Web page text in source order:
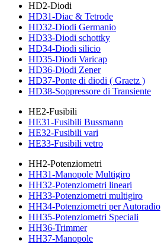
HD2-Diodi
HD31-Diac & Tetrode
HD32-Diodi Germanio
HD33-Diodi schottky
HD34-Diodi silicio
HD35-Diodi Varicap
HD36-Diodi Zener
HD37-Ponte di diodi ( Graetz )
HD38-Soppressore di Transiente
HE2-Fusibili
HE31-Fusibili Bussmann
HE32-Fusibili vari
HE33-Fusibili vetro
HH2-Potenziometri
HH31-Manopole Multigiro
HH32-Potenziometri lineari
HH33-Potenziometri multigiro
HH34-Potenziometri per Autoradio
HH35-Potenziometri Speciali
HH36-Trimmer
HH37-Manopole